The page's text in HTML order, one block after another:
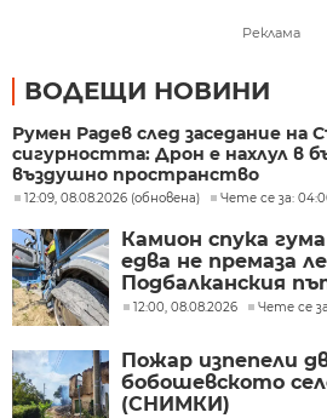
Реклама
ВОДЕЩИ НОВИНИ
Румен Радев след заседание на
сигурността: Дрон е нахлул в
въздушно пространство
12:09, 08.08.2026 (обновена) Чете се за:
Камион спука
едва не премаза
Подбалканския
12:00, 08.08.2026 Чете се
Пожар изпепели
бобошевското
(СНИМКИ)